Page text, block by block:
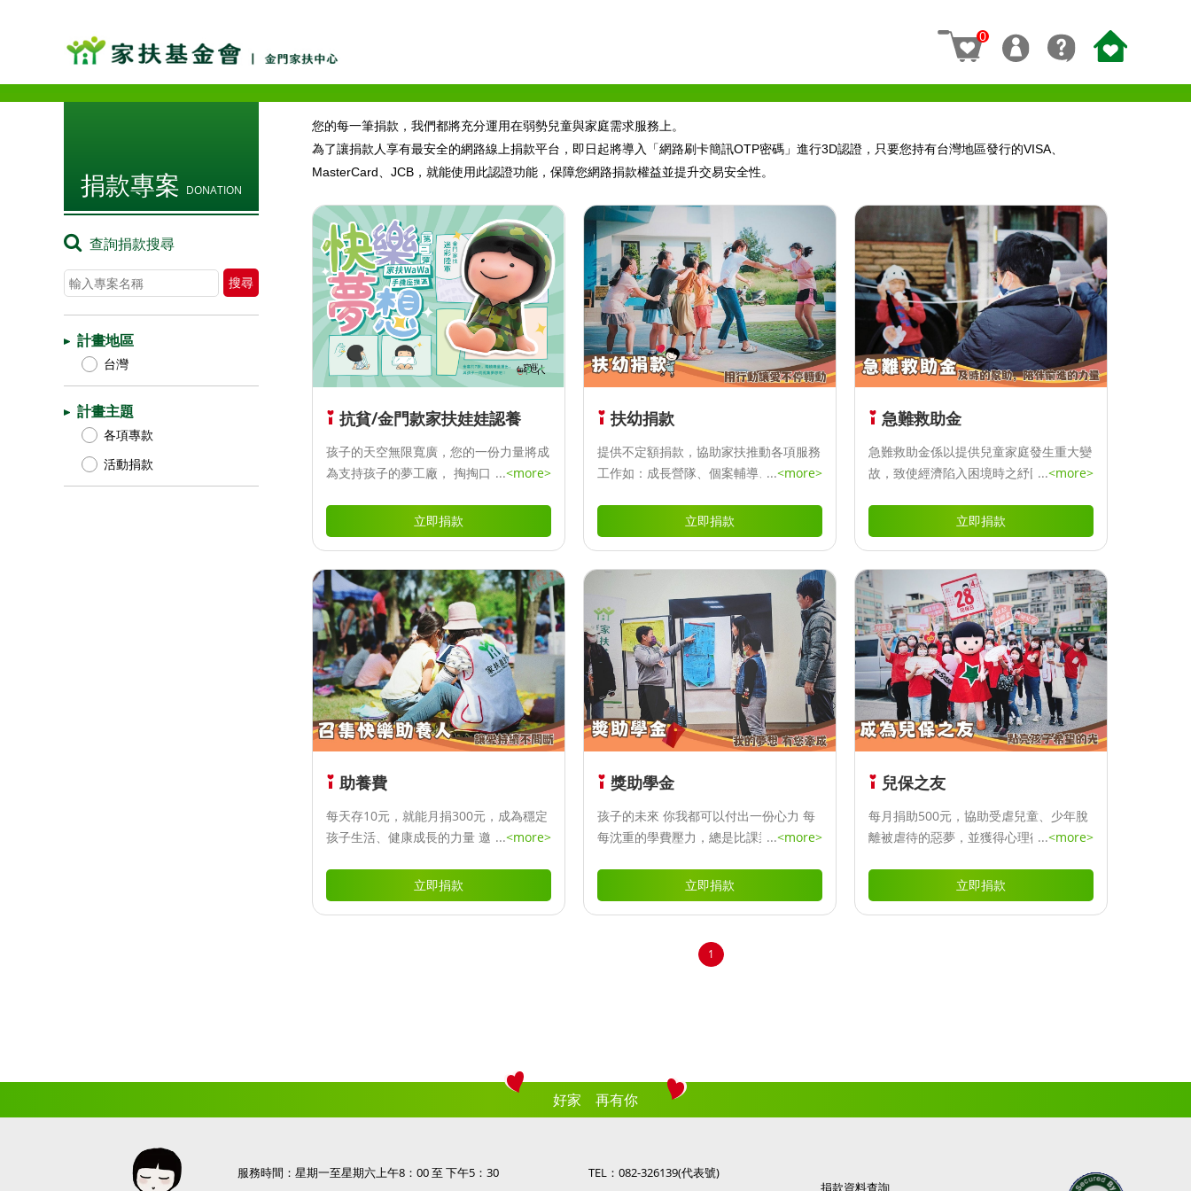
0
捐款專案 DONATION
查詢捐款搜尋
計畫地區
台灣
計畫主題
各項專款
活動捐款
您的每一筆捐款，我們都將充分運用在弱勢兒童與家庭需求服務上。
為了讓捐款人享有最安全的網路線上捐款平台，即日起將導入「網路刷卡簡訊OTP密碼」進行3D認證，只要您持有台灣地區發行的VISA、
MasterCard、JCB，就能使用此認證功能，保障您網路捐款權益並提升交易安全性。
抗貧/金門款家扶娃娃認養
孩子的天空無限寬廣，您的一份力量將成
為支持孩子的夢工廠， 掏掏口袋零錢一
轉動未來。 撲滿認養所得全數做為[無窮
世代]計畫經費， 讓孩子們可以在一步一
撲滿說明 1、第8 代撲滿共有七款學習造
型撲滿，以仰望坐姿象徵看見未來的希
望。 2、規格：PVC材質、15cm高、紙
盒包裝 3、特色：結合手機座功能，增添
實用性。 可開立扣抵之捐款收據。
...<more>
立即捐款
扶幼捐款
提供不定額捐款，協助家扶推動各項服務
工作如：成長營隊、個案輔導、健康維
習提升、就業培力、急難救助…等。
...<more>
立即捐款
急難救助金
急難救助金係以提供兒童家庭發生重大變
故，致使經濟陷入困境時之紓困措施，能
急難救助內容包括：教育、醫療、喪葬及
生活之所需，期能以最快的速度給予遭逢
人儘速度過難關。
...<more>
立即捐款
助養費
每天存10元，就能月捐300元，成為穩定
孩子生活、健康成長的力量 邀請您成為
要的助人力量，讓每個兒少都能順利就
學、安心成長，邁向更精彩的未來！
...<more>
立即捐款
獎助學金
孩子的未來 你我都可以付出一份心力 每
每沈重的學費壓力，總是比課業壓力早一
接受教育，就等於為貧窮之家開起一扇希
望之門。
...<more>
立即捐款
兒保之友
每月捐助500元，協助受虐兒童、少年脫
離被虐待的惡夢，並獲得心理復健輔導或
...<more>
立即捐款
1
好家 再有你
服務時間：星期一至星期六上午8 ： 00至 下午5 ： 30 TEL： 082-326139(代表號)